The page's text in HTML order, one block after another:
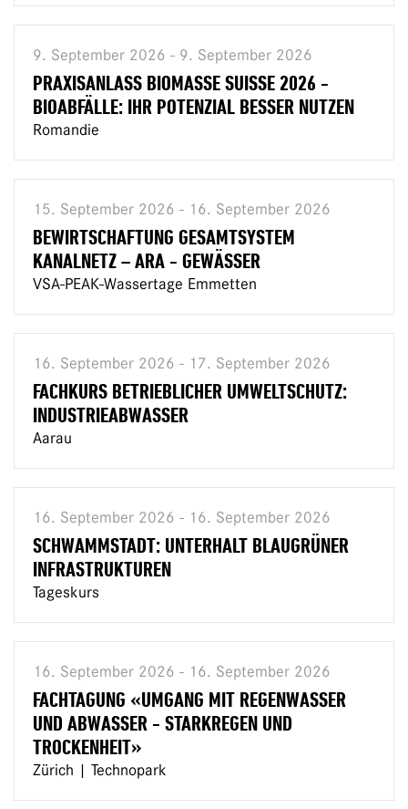
9. September 2026 - 9. September 2026
PRAXISANLASS BIOMASSE SUISSE 2026 -
BIOABFÄLLE: IHR POTENZIAL BESSER NUTZEN
Romandie
15. September 2026 - 16. September 2026
BEWIRTSCHAFTUNG GESAMTSYSTEM
KANALNETZ – ARA - GEWÄSSER
VSA-PEAK-Wassertage Emmetten
16. September 2026 - 17. September 2026
FACHKURS BETRIEBLICHER UMWELTSCHUTZ:
INDUSTRIEABWASSER
Aarau
16. September 2026 - 16. September 2026
SCHWAMMSTADT: UNTERHALT BLAUGRÜNER
INFRASTRUKTUREN
Tageskurs
16. September 2026 - 16. September 2026
FACHTAGUNG «UMGANG MIT REGENWASSER
UND ABWASSER - STARKREGEN UND
TROCKENHEIT»
Zürich | Technopark